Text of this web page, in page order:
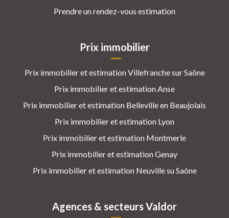
Prendre un rendez-vous estimation
Prix immobilier
Prix immobilier et estimation Villefranche sur Saône
Prix immobilier et estimation Anse
Prix immobilier et estimation Belleville en Beaujolais
Prix immobilier et estimation Lyon
Prix immobilier et estimation Montmerle
Prix immobilier et estimation Genay
Prix immobilier et estimation Neuville su Saône
Agences & secteurs Valdor